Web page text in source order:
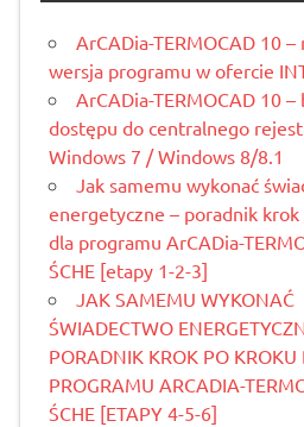
ArCADia-TERMOCAD 10 –
wersja programu w ofercie
ArCADia-TERMOCAD 10 –
dostępu do centralnego
Windows 7 / Windows 8/8.1
Jak samemu wykonać
energetyczne – poradnik krok
dla programu ArCADia-
ŚCHE [etapy 1-2-3]
JAK SAMEMU WYKONAĆ
ŚWIADECTWO
PORADNIK KROK PO KROKU
PROGRAMU ARCADIA-
ŚCHE [ETAPY 4-5-6]